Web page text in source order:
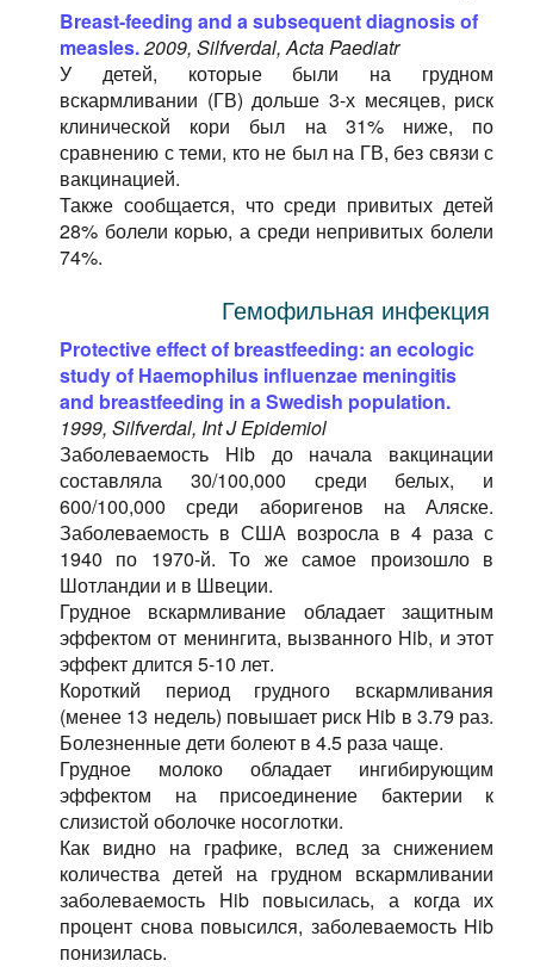
Breast-feeding and a subsequent diagnosis of
measles.2009, Silfverdal, Acta Paediatr
У детей, которые были на грудном
вскармливании (ГВ) дольше 3-х месяцев, риск
клинической кори был на 31% ниже, по
сравнению с теми, кто не был на ГВ, без связи с
вакцинацией.
Также сообщается, что среди привитых детей
28% болели корью, а среди непривитых болели
74%.
Гемофильная инфекция
Protective effect of breastfeeding: an ecologic
study of Haemophilus influenzae meningitis
and breastfeeding in a Swedish population.
1999, Silfverdal, Int J Epidemiol
Заболеваемость Hib до начала вакцинации
составляла 30/100,000 среди белых, и
600/100,000 среди аборигенов на Аляске.
Заболеваемость в США возросла в 4 раза с
1940 по 1970-й. То же самое произошло в
Шотландии и в Швеции.
Грудное вскармливание обладает защитным
эффектом от менингита, вызванного Hib, и этот
эффект длится 5-10 лет.
Короткий период грудного вскармливания
(менее 13 недель) повышает риск Hib в 3.79 раз.
Болезненные дети болеют в 4.5 раза чаще.
Грудное молоко обладает ингибирующим
эффектом на присоединение бактерии к
слизистой оболочке носоглотки.
Как видно на графике, вслед за снижением
количества детей на грудном вскармливании
заболеваемость Hib повысилась, а когда их
процент снова повысился, заболеваемость Hib
понизилась.